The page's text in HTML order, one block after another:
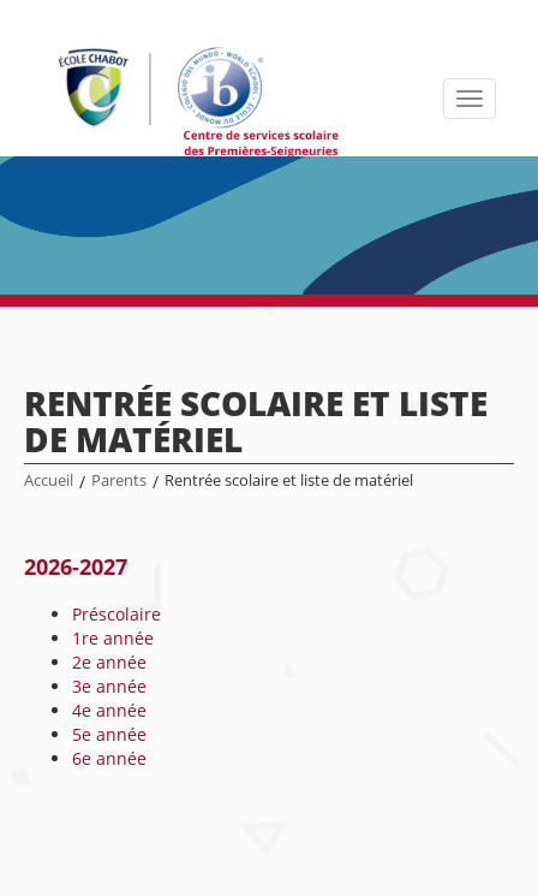
Toggle
RENTRÉE SCOLAIRE ET LISTE
DE MATÉRIEL
Accueil / Parents / Rentrée scolaire et liste de matériel
2026-2027
Préscolaire
1re année
2e année
3e année
4e année
5e année
6e année